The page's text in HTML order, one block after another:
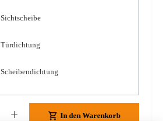
Türdichtung
In den Warenkorb